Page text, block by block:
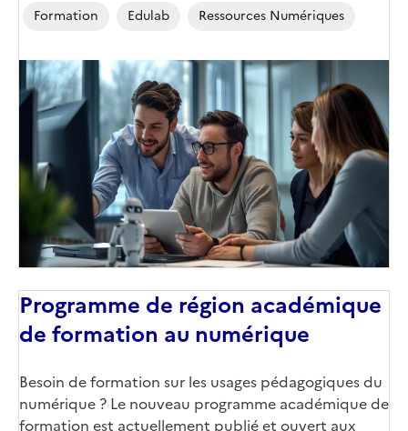
Formation Edulab Ressources Numériques
Image
de
couverture
(conseillée)
Programme de région académique
de formation au numérique
Corps
Besoin de formation sur les usages pédagogiques du
numérique ? Le nouveau programme académique de
formation est actuellement publié et ouvert aux